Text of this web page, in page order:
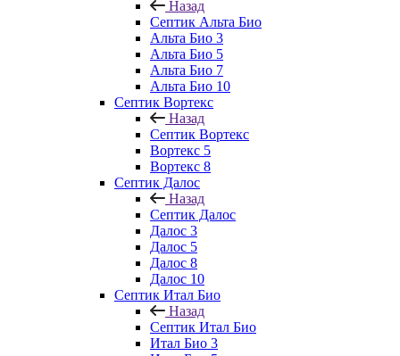
Назад
Септик Альта Био
Альта Био 3
Альта Био 5
Альта Био 7
Альта Био 10
Септик Вортекс
Назад
Септик Вортекс
Вортекс 5
Вортекс 8
Септик Далос
Назад
Септик Далос
Далос 3
Далос 5
Далос 8
Далос 10
Септик Итал Био
Назад
Септик Итал Био
Итал Био 3